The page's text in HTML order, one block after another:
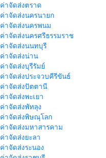
ค่าจัดส่งตราด
ค่าจัดส่งนครนายก
ค่าจัดส่งนครพนม
ค่าจัดส่งนครศรีธรรมราช
ค่าจัดส่งนนทบุรี
ค่าจัดส่งน่าน
ค่าจัดส่งบุรีรัมย์
ค่าจัดส่งประจวบคีรีขันธ์
ค่าจัดส่งปัตตานี
ค่าจัดส่งพะเยา
ค่าจัดส่งพัทลุง
ค่าจัดส่งพิษณุโลก
ค่าจัดส่งมหาสารคาม
ค่าจัดส่งยะลา
ค่าจัดส่งระนอง